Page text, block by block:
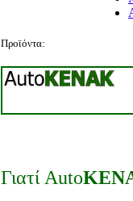
Προϊόντα:
Γιατί Auto